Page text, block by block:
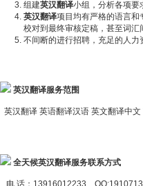
组建英汉翻译小组，分析各项要
英汉翻译项目均有严格的语言和
校对到最终审核定稿，甚至词汇
不间断的进行招聘，充足的人力
英汉翻译服务范围
英汉翻译 英语翻译汉语 英文翻译中
全天候英汉翻译服务联系方式
电 话：13916012233 QQ: